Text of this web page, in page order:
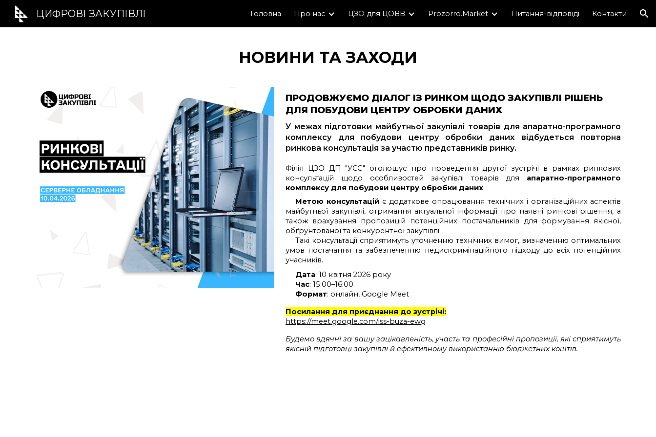
Skip to main content Skip to navigation
ЦИФРОВІ ЗАКУПІВЛІ Головна Про нас ЦЗО для ЦОВВ Prozorro.Market Питання-відповіді Контакти
НОВИНИ ТА ЗАХОДИ
ПРОДОВЖУЄМО ДІАЛОГ ІЗ РИНКОМ ЩОДО ЗАКУПІВЛІ РІШЕНЬ
ДЛЯ ПОБУДОВИ ЦЕНТРУ ОБРОБКИ ДАНИХ
У межах підготовки майбутньої закупівлі товарів для апаратно-програмного
комплексу для побудови центру обробки даних відбудеться повторна
ринкова консультація за участю представників ринку.
Філія ЦЗО ДП "УСС" оголошує про проведення другої зустрічі в рамках ринкових
консультацій щодо особливостей закупівлі товарів для апаратно-програмного
комплексу для побудови центру обробки даних.
Метою консультаційє додаткове опрацювання технічних і організаційних аспектів
майбутньої закупівлі, отримання актуальної інформації про наявні ринкові рішення, а
також врахування пропозицій потенційних постачальників для формування якісної,
обґрунтованої та конкурентної закупівлі.
Такі консультації сприятимуть уточненню технічних вимог, визначенню оптимальних
умов постачання та забезпеченню недискримінаційного підходу до всіх потенційних
учасників.
Дата: 10 квітня 2026 року
Час: 15:00–16:00
Формат: онлайн, Google Meet
Посилання для приєднання до зустрічі:
https://meet.google.com/iss-buza-ewg
Будемо вдячні за вашу зацікавленість, участь та професійні пропозиції, які сприятимуть
якісній підготовці закупівлі й ефективному використанню бюджетних коштів.